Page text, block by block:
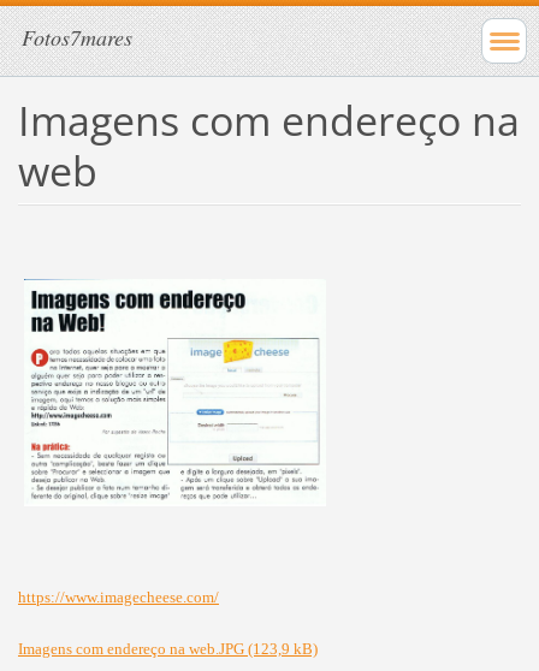
Fotos7mares
Imagens com endereço na
web
https://www.imagecheese.com/
Imagens com endereço na web.JPG (123,9 kB)